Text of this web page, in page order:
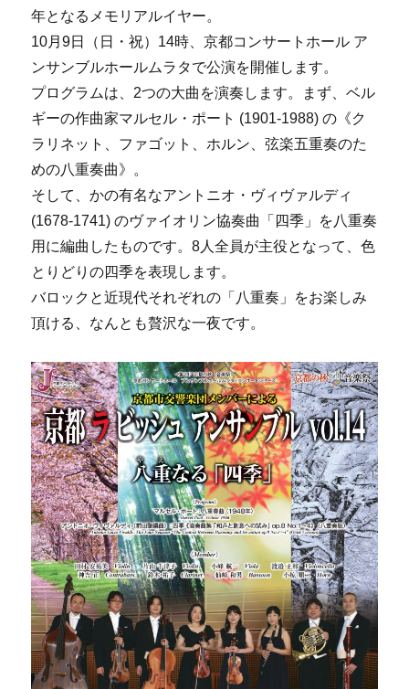
年となるメモリアルイヤー。
10月9日（日・祝）14時、京都コンサートホール ア
ンサンブルホールムラタで公演を開催します。
プログラムは、2つの大曲を演奏します。まず、ベル
ギーの作曲家マルセル・ポート (1901-1988) の《ク
ラリネット、ファゴット、ホルン、弦楽五重奏のた
めの八重奏曲》。
そして、かの有名なアントニオ・ヴィヴァルディ
(1678-1741) のヴァイオリン協奏曲「四季」を八重奏
用に編曲したものです。8人全員が主役となって、色
とりどりの四季を表現します。
バロックと近現代それぞれの「八重奏」をお楽しみ
頂ける、なんとも贅沢な一夜です。